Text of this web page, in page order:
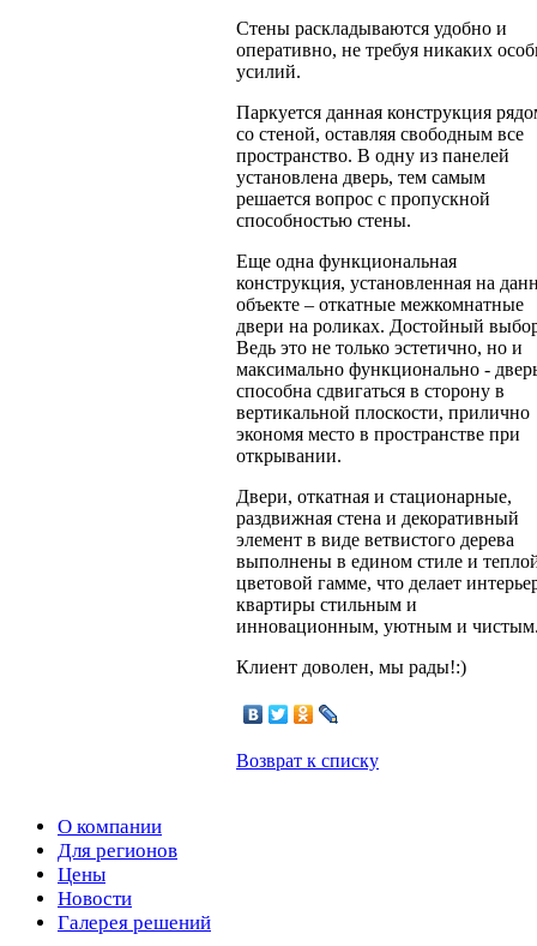
Стены раскладываются удобно и
оперативно, не требуя никаких
усилий.
Паркуется данная конструкция
со стеной, оставляя свободным все
пространство. В одну из панелей
установлена дверь, тем самым
решается вопрос с пропускной
способностью стены.
Еще одна функциональная
конструкция, установленная на
объекте – откатные межкомнатные
двери на роликах. Достойный
Ведь это не только эстетично, но и
максимально функционально -
способна сдвигаться в сторону в
вертикальной плоскости, прилично
экономя место в пространстве при
открывании.
Двери, откатная и стационарные,
раздвижная стена и декоративный
элемент в виде ветвистого дерева
выполнены в едином стиле и
цветовой гамме, что делает
квартиры стильным и
инновационным, уютным и
Клиент доволен, мы рады!:)
Возврат к списку
О компании
Для регионов
Цены
Новости
Галерея решений